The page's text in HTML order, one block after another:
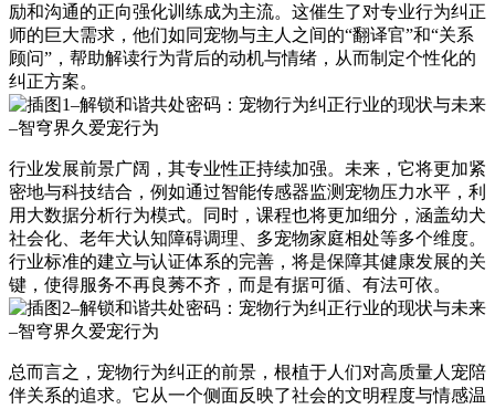
励和沟通的正向强化训练成为主流。这催生了对专业行为纠正
师的巨大需求，他们如同宠物与主人之间的“翻译官”和“关系
顾问”，帮助解读行为背后的动机与情绪，从而制定个性化的
纠正方案。
行业发展前景广阔，其专业性正持续加强。未来，它将更加紧
密地与科技结合，例如通过智能传感器监测宠物压力水平，利
用大数据分析行为模式。同时，课程也将更加细分，涵盖幼犬
社会化、老年犬认知障碍调理、多宠物家庭相处等多个维度。
行业标准的建立与认证体系的完善，将是保障其健康发展的关
键，使得服务不再良莠不齐，而是有据可循、有法可依。
总而言之，宠物行为纠正的前景，根植于人们对高质量人宠陪
伴关系的追求。它从一个侧面反映了社会的文明程度与情感温